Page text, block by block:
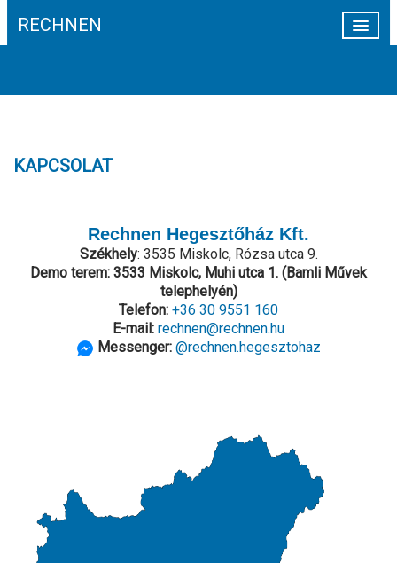
RECHNEN
CÉGINFORMÁCIÓ
WEBSHOP
REFERENCIÁK
KAPCSOLAT
KAPCSOLAT
Rechnen Hegesztőház Kft.
Székhely: 3535 Miskolc, Rózsa utca 9.
Demo terem: 3533 Miskolc, Muhi utca 1. (Bamli Művek
telephelyén)
Telefon: +36 30 9551 160
E-mail: rechnen@rechnen.hu
Messenger: @rechnen.hegesztohaz